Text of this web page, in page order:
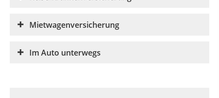
Mietwagenversicherung
Im Auto unterwegs